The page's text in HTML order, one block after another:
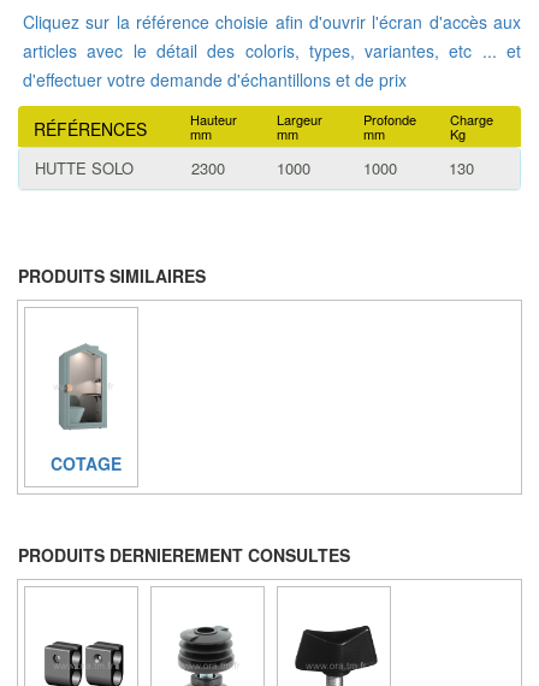
Cliquez sur la référence choisie afin d'ouvrir l'écran d'accès aux
articles avec le détail des coloris, types, variantes, etc ... et
d'effectuer votre demande d'échantillons et de prix
RÉFÉRENCES Hauteur
mm
Largeur
mm
Profonde
mm
Charge
Kg
HUTTE SOLO 2300 1000 1000 130
PRODUITS SIMILAIRES
COTAGE
PRODUITS DERNIEREMENT CONSULTES